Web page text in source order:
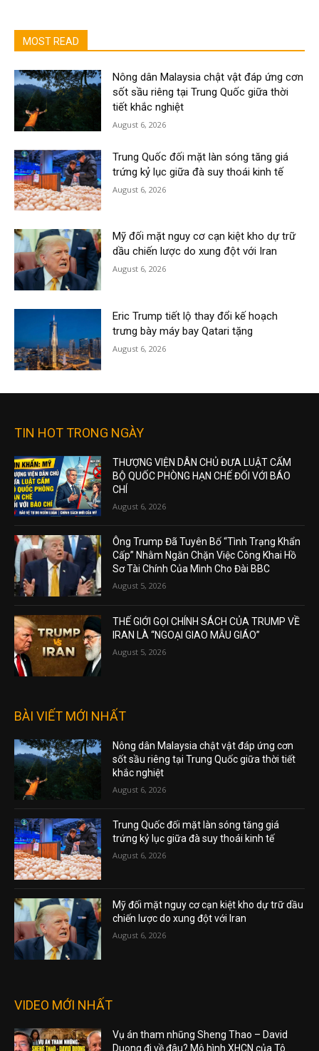
MOST READ
Nông dân Malaysia chật vật đáp ứng cơn
sốt sầu riêng tại Trung Quốc giữa thời
tiết khắc nghiệt
August 6, 2026
Trung Quốc đối mặt làn sóng tăng giá
trứng kỷ lục giữa đà suy thoái kinh tế
August 6, 2026
Mỹ đối mặt nguy cơ cạn kiệt kho dự trữ
dầu chiến lược do xung đột với Iran
August 6, 2026
Eric Trump tiết lộ thay đổi kế hoạch
trưng bày máy bay Qatari tặng
August 6, 2026
TIN HOT TRONG NGÀY
THƯỢNG VIỆN DÂN CHỦ ĐƯA LUẬT CẤM
BỘ QUỐC PHÒNG HẠN CHẾ ĐỐI VỚI BÁO
CHÍ
August 6, 2026
Ông Trump Đã Tuyên Bố “Tình Trạng Khẩn
Cấp” Nhằm Ngăn Chặn Việc Công Khai Hồ
Sơ Tài Chính Của Mình Cho Đài BBC
August 5, 2026
THẾ GIỚI GỌI CHÍNH SÁCH CỦA TRUMP VỀ
IRAN LÀ “NGOẠI GIAO MẪU GIÁO”
August 5, 2026
BÀI VIẾT MỚI NHẤT
Nông dân Malaysia chật vật đáp ứng cơn
sốt sầu riêng tại Trung Quốc giữa thời tiết
khắc nghiệt
August 6, 2026
Trung Quốc đối mặt làn sóng tăng giá
trứng kỷ lục giữa đà suy thoái kinh tế
August 6, 2026
Mỹ đối mặt nguy cơ cạn kiệt kho dự trữ dầu
chiến lược do xung đột với Iran
August 6, 2026
VIDEO MỚI NHẤT
Vụ án tham nhũng Sheng Thao – David
Duong đi về đâu? Mô hình XHCN của Tô